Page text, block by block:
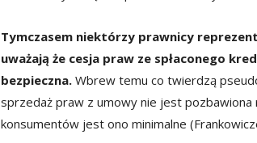
Tymczasem niektórzy prawnicy
uważają że cesja praw ze spłaconego
bezpieczna. Wbrew temu co twierdzą
sprzedaż praw z umowy nie jest
konsumentów jest ono minimalne